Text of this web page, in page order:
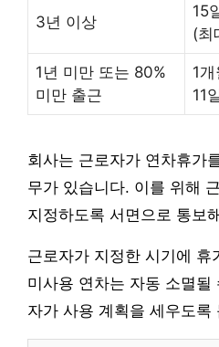
3년 이상
15
(최
1년 미만 또는 80%
미만 출근
1
11
회사는 근로자가 연차휴가
무가 있습니다. 이를 위해
지정하도록 서면으로 통보
근로자가 지정한 시기에 휴
미사용 연차는 자동 소멸될
자가 사용 계획을 세우도록